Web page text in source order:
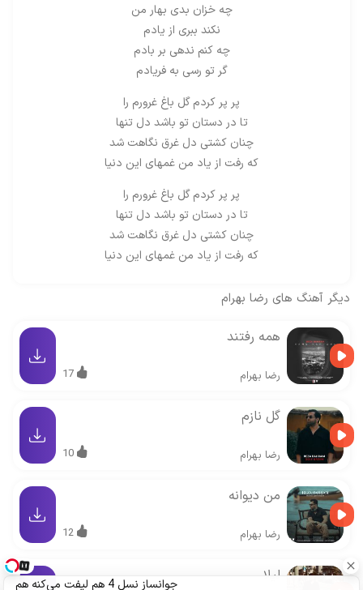
چه خزان بدی بهار من
نکند ببری از یادم
چه کنم ندهی بر بادم
گر تو رسی به فریادم
پر پر کردم گل باغ غرورم را
تا در دستان تو باشد دل تنها
چنان کشتی دل غرق نگاهت شد
که رفت از یاد من غمهای این دنیا
پر پر کردم گل باغ غرورم را
تا در دستان تو باشد دل تنها
چنان کشتی دل غرق نگاهت شد
که رفت از یاد من غمهای این دنیا
دیگر آهنگ های رضا بهرام
همه رفتند
رضا بهرام 17
گل نازم
رضا بهرام 10
من دیوانه
رضا بهرام 12
لیلا
جوانساز نسل 4 هم لیفت می‌کنه هم